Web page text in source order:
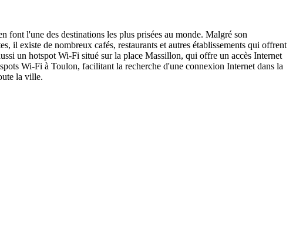
font l'une des destinations les plus prisées au monde. Malgré son
il existe de nombreux cafés, restaurants et autres établissements qui offrent
un hotspot Wi-Fi situé sur la place Massillon, qui offre un accès Internet
Wi-Fi à Toulon, facilitant la recherche d'une connexion Internet dans la
la ville.